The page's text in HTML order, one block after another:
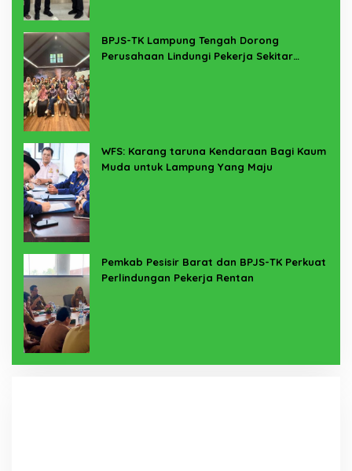
BPJS-TK Lampung Tengah Dorong
Perusahaan Lindungi Pekerja Sekitar
WFS: Karang taruna Kendaraan Bagi Kaum
Muda untuk Lampung Yang Maju
Pemkab Pesisir Barat dan BPJS-TK Perkuat
Perlindungan Pekerja Rentan